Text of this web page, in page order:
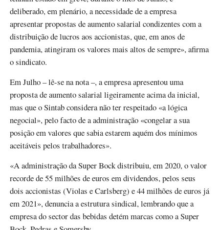
deliberado, em plenário, a necessidade de a empresa
apresentar propostas de aumento salarial condizentes com a
distribuição de lucros aos accionistas, que, em anos de
pandemia, atingiram os valores mais altos de sempre», afirma
o sindicato.
Em Julho – lê-se na nota –, a empresa apresentou uma
proposta de aumento salarial ligeiramente acima da inicial,
mas que o Sintab considera não ter respeitado «a lógica
negocial», pelo facto de a administração «congelar a sua
posição em valores que sabia estarem aquém dos mínimos
aceitáveis pelos trabalhadores».
«A administração da Super Bock distribuiu, em 2020, o valor
recorde de 55 milhões de euros em dividendos, pelos seus
dois accionistas (Violas e Carlsberg) e 44 milhões de euros já
em 2021», denuncia a estrutura sindical, lembrando que a
empresa do sector das bebidas detém marcas como a Super